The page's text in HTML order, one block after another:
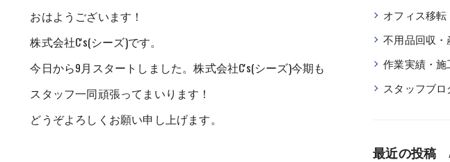
おはようございます！
株式会社C's(シーズ)です。
今日から9月スタートしました。株式会社C's(シーズ)今期も
スタッフ一同頑張ってまいります！
どうぞよろしくお願い申し上げます。
オフィス移
不用品回収・
作業実績・施
スタッフブロ
最近の投稿